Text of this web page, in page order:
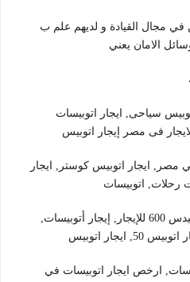
في مجال القيادة و لديهم علم ب
الامان يعني
سياحى, ايجار اتوبيسات
فى مصر إيجار اتوبيس
مصر, ايجار اتوبيس كوستر, ايجار
رحلات, اتوبيسات
مرسيدس للايجار, اتوبيس مرسيدس 600 للإيجار, إيجار أتوبيسات,
اتوبيس
28, ايجار اتوبيسات, ارخص ايجار اتوبيسات في